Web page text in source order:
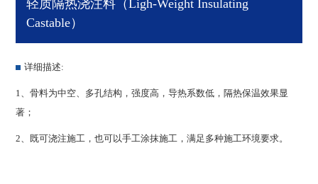
轻质隔热浇注料（Ligh-Weight Insulating
Castable）
详细描述:
1、骨料为中空、多孔结构，强度高，导热系数低，隔热保温效果显
著；
2、既可浇注施工，也可以手工涂抹施工，满足多种施工环境要求。